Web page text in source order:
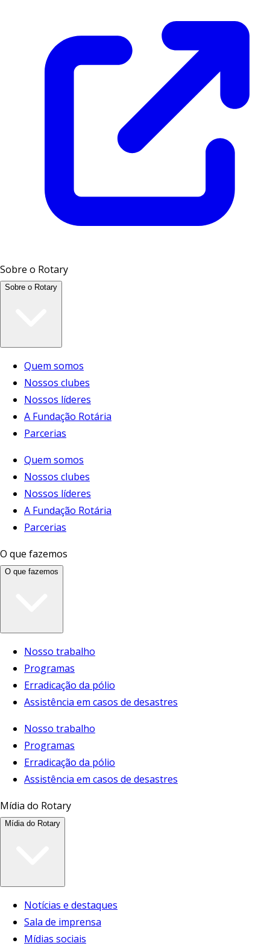
Sobre o Rotary
Sobre o Rotary
Quem somos
Nossos clubes
Nossos líderes
A Fundação Rotária
Parcerias
Quem somos
Nossos clubes
Nossos líderes
A Fundação Rotária
Parcerias
O que fazemos
O que fazemos
Nosso trabalho
Programas
Erradicação da pólio
Assistência em casos de desastres
Nosso trabalho
Programas
Erradicação da pólio
Assistência em casos de desastres
Mídia do Rotary
Mídia do Rotary
Notícias e destaques
Sala de imprensa
Mídias sociais